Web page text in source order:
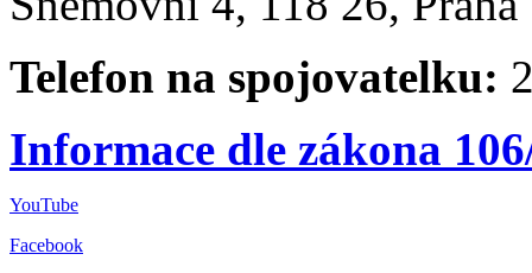
Telefon na spojovatelku:
Informace dle zákona
YouTube
Facebook